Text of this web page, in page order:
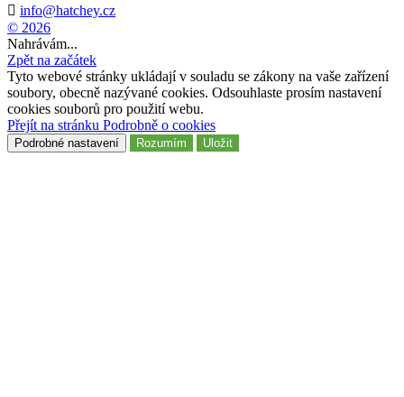
 info@hatchey.cz
© 2026
Nahrávám...
Zpět na začátek
Tyto webové stránky ukládají v souladu se zákony na vaše zařízení
soubory, obecně nazývané cookies. Odsouhlaste prosím nastavení
cookies souborů pro použití webu.
Přejít na stránku Podrobně o cookies
Podrobné nastavení Rozumím Uložit